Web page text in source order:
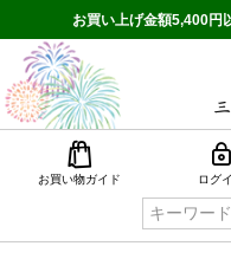
お買い上げ金額5,400円
お買い物ガイド ログ